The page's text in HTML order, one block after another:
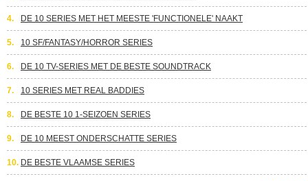
4. DE 10 SERIES MET HET MEESTE 'FUNCTIONELE' NAAKT
5. 10 SF/FANTASY/HORROR SERIES
6. DE 10 TV-SERIES MET DE BESTE SOUNDTRACK
7. 10 SERIES MET REAL BADDIES
8. DE BESTE 10 1-SEIZOEN SERIES
9. DE 10 MEEST ONDERSCHATTE SERIES
10. DE BESTE VLAAMSE SERIES